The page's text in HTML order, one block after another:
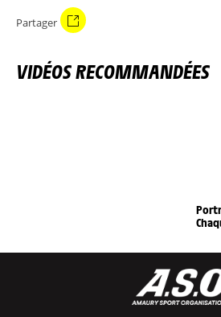
Partager
VIDÉOS RECOMMANDÉES